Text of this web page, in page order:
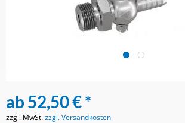
ab 52,50 € *
zzgl. MwSt.zzgl. Versandkosten